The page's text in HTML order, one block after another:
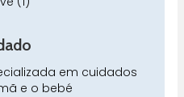
em cuidados
e o bebé